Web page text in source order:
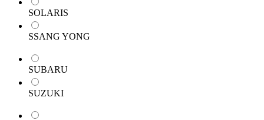
SOLARIS
SSANG YONG
SUBARU
SUZUKI